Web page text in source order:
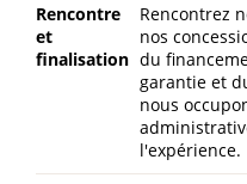
Rencontre
et
finalisation
Rencontrez
nos
du
garantie et
nous
l'expérience.